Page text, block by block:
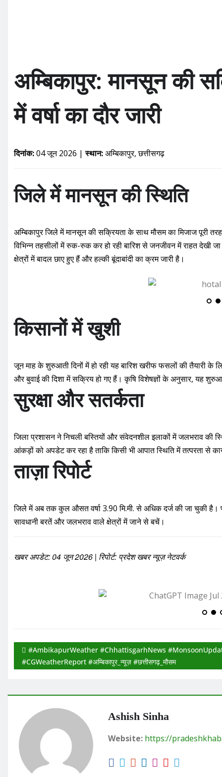
अम्बिकापुर: मानसून की
में वर्षा का दौर जारी
दिनांक:04 जून 2026 |स्थान:अम्बिकापुर, छत्तीसगढ़
जिले में मानसून की स्थिति
अम्बिकापुर जिले में मानसून की सक्रियता के साथ मौसम का मिजाज
विभिन्न तहसीलों में रुक-रुक कर हो रही बारिश से जनजीवन में राहत देखी
क्षेत्रों में बादल छाए हुए हैं और हल्की बूंदाबांदी का क्रम जारी है।
किसानों में खुशी
जून माह के शुरुआती दिनों में हो रही यह बारिश खरीफ फसलों की तैयारी के
और बुवाई की दिशा में सक्रिय हो गए हैं। कृषि विशेषज्ञों के अनुसार, यह
सुरक्षा और सतर्कता
जिला प्रशासन ने निचली बस्तियों और संवेदनशील इलाकों में जलभराव की
आंकड़ों को अपडेट कर रहा है ताकि किसी भी आपात स्थिति में तत्परता से
ताज़ा रिपोर्ट
जिले में अब तक कुल औसत वर्षा 3.90 मि.मी. से अधिक दर्ज की जा चुकी
सावधानी बरतें और जलभराव वाले क्षेत्रों में जाने से बचें।
खबर अपडेट: 04 जून 2026 | रिपोर्ट: प्रदेश खबर न्यूज़ नेटवर्क
#AmbikapurWeather #ChhattisgarhNews
#CGWeatherReport #अम्बिकापुर_न्यूज़ #छत्तीसगढ़_मौसम
Ashish Sinha
Website: https://